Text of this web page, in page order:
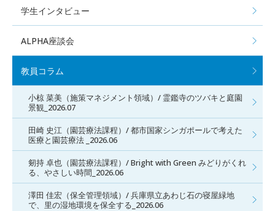
学生インタビュー
ALPHA座談会
教員コラム
小椋 菜美（施策マネジメント領域）/ 霊鑑寺のツバキと庭園
景観_2026.07
田崎 史江（園芸療法課程）/ 都市国家シンガポールで考えた
医療と園芸療法 _2026.06
剱持 卓也（園芸療法課程）/ Bright with Green みどりがくれ
る、やさしい時間_2026.06
澤田 佳宏（保全管理領域）/ 兵庫県立あわじ石の寝屋緑地
で、里の湿地環境を保全する_2026.06